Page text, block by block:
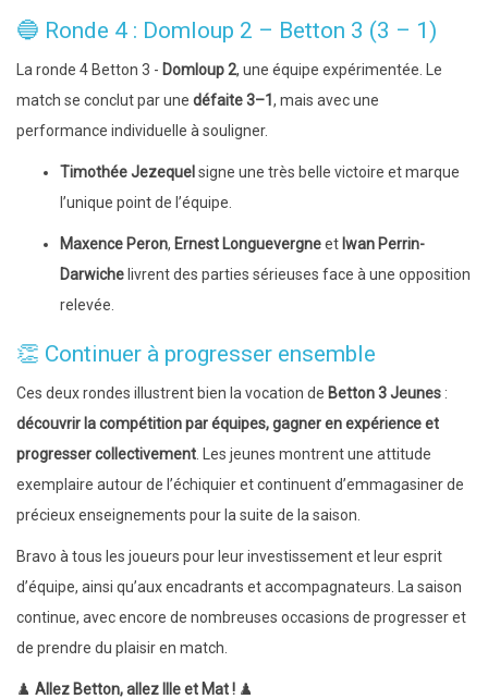
🔵 Ronde 4 : Domloup 2 – Betton 3 (3 – 1)
La ronde 4 Betton 3 - Domloup 2, une équipe expérimentée. Le
match se conclut par une défaite 3–1 , mais avec une
performance individuelle à souligner.
Timothée Jezequel signe une très belle victoire et marque
l’unique point de l’équipe.
Maxence Peron, Ernest Longuevergneet Iwan Perrin-
Darwiche livrent des parties sérieuses face à une opposition
relevée.
👏 Continuer à progresser ensemble
Ces deux rondes illustrent bien la vocation de Betton 3 Jeunes :
découvrir la compétition par équipes, gagner en expérience et
progresser collectivement . Les jeunes montrent une attitude
exemplaire autour de l’échiquier et continuent d’emmagasiner de
précieux enseignements pour la suite de la saison.
Bravo à tous les joueurs pour leur investissement et leur esprit
d’équipe, ainsi qu’aux encadrants et accompagnateurs. La saison
continue, avec encore de nombreuses occasions de progresser et
de prendre du plaisir en match.
♟️ Allez Betton, allez Ille et Mat ! ♟️